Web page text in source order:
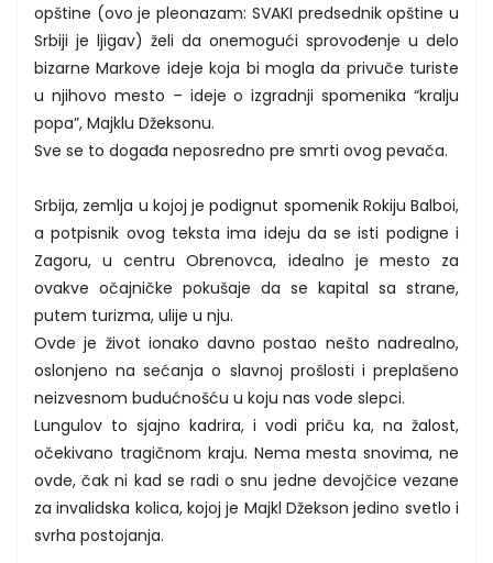
opštine (ovo je pleonazam: SVAKI predsednik opštine u
Srbiji je ljigav) želi da onemogući sprovođenje u delo
bizarne Markove ideje koja bi mogla da privuče turiste
u njihovo mesto – ideje o izgradnji spomenika “kralju
popa”, Majklu Džeksonu.
Sve se to događa neposredno pre smrti ovog pevača.
Srbija, zemlja u kojoj je podignut spomenik Rokiju Balboi,
a potpisnik ovog teksta ima ideju da se isti podigne i
Zagoru, u centru Obrenovca, idealno je mesto za
ovakve očajničke pokušaje da se kapital sa strane,
putem turizma, ulije u nju.
Ovde je život ionako davno postao nešto nadrealno,
oslonjeno na sećanja o slavnoj prošlosti i preplašeno
neizvesnom budućnošću u koju nas vode slepci.
Lungulov to sjajno kadrira, i vodi priču ka, na žalost,
očekivano tragičnom kraju. Nema mesta snovima, ne
ovde, čak ni kad se radi o snu jedne devojčice vezane
za invalidska kolica, kojoj je Majkl Džekson jedino svetlo i
svrha postojanja.